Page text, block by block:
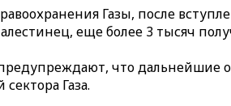
Газы, после
еще более 3 тысяч
что
Газа.